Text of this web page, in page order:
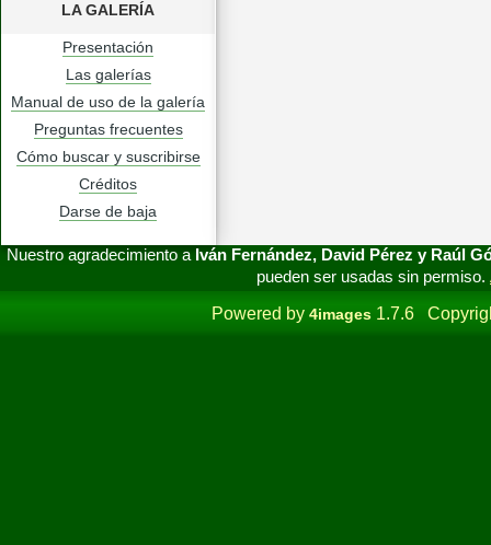
LA GALERÍA
Presentación
Las galerías
Manual de uso de la galería
Preguntas frecuentes
Cómo buscar y suscribirse
Créditos
Darse de baja
Nuestro agradecimiento a Iván Fernández, David Pérez y Raúl
pueden ser usadas sin permiso.
Powered by 4images 1.7.6